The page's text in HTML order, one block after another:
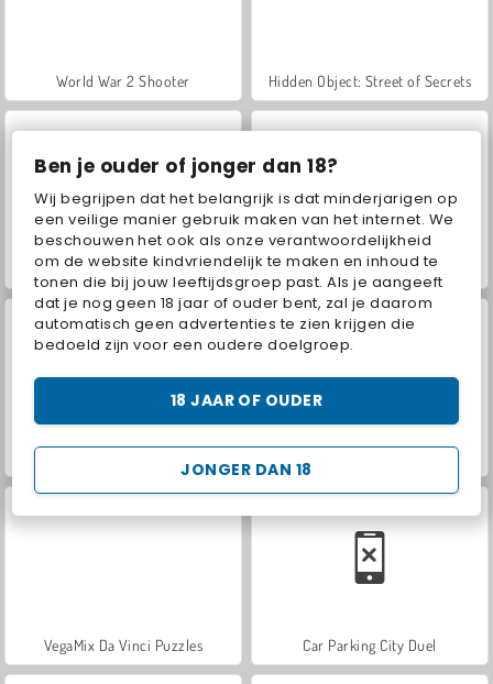
Ben je ouder of jonger dan 18?
Wij begrijpen dat het belangrijk is dat minderjarigen op
een veilige manier gebruik maken van het internet. We
beschouwen het ook als onze verantwoordelijkheid
om de website kindvriendelijk te maken en inhoud te
tonen die bij jouw leeftijdsgroep past. Als je aangeeft
dat je nog geen 18 jaar of ouder bent, zal je daarom
automatisch geen advertenties te zien krijgen die
bedoeld zijn voor een oudere doelgroep.
JONGER DAN 18
18 JAAR OF OUDER
World War 2 Shooter Hidden Object: Street of Secrets
Atari Missile Command Atari Centipede
VegaMix Da Vinci Puzzles Car Parking City Duel